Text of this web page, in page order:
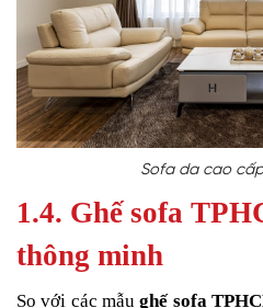
Sofa da cao
1.4. Ghế sofa
thông minh
So với các mẫughế sofa